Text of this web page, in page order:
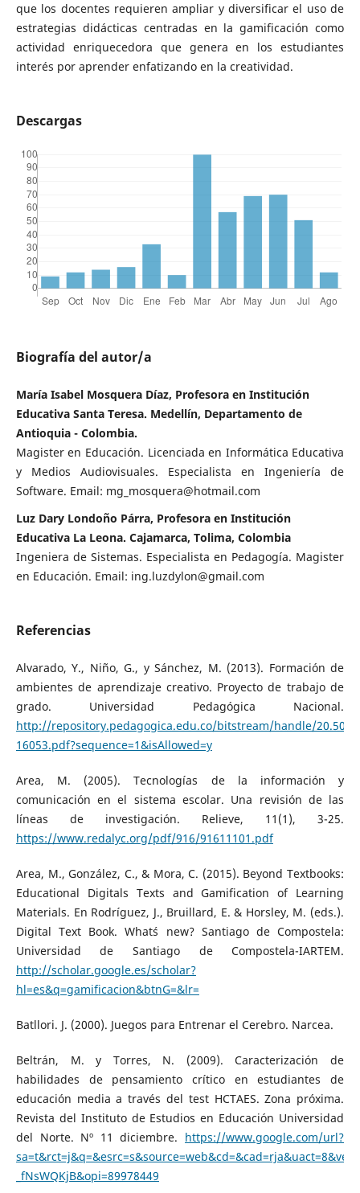
que los docentes requieren ampliar y diversificar el uso de
estrategias didácticas centradas en la gamificación como
actividad enriquecedora que genera en los estudiantes
interés por aprender enfatizando en la creatividad.
Descargas
Biografía del autor/a
María Isabel Mosquera Díaz, Profesora en Institución
Educativa Santa Teresa. Medellín, Departamento de
Antioquia - Colombia.
Magister en Educación. Licenciada en Informática Educativa
y Medios Audiovisuales. Especialista en Ingeniería de
Software. Email: mg_mosquera@hotmail.com
Luz Dary Londoño Párra, Profesora en Institución
Educativa La Leona. Cajamarca, Tolima, Colombia
Ingeniera de Sistemas. Especialista en Pedagogía. Magister
en Educación. Email: ing.luzdylon@gmail.com
Referencias
Alvarado, Y., Niño, G., y Sánchez, M. (2013). Formación de
ambientes de aprendizaje creativo. Proyecto de trabajo de
grado. Universidad Pedagógica Nacional.
http://repository.pedagogica.edu.co/bitstream/handle/
16053.pdf?sequence=1&isAllowed=y
Area, M. (2005). Tecnologías de la información y
comunicación en el sistema escolar. Una revisión de las
líneas de investigación. Relieve, 11(1), 3-25.
https://www.redalyc.org/pdf/916/91611101.pdf
Area, M., González, C., & Mora, C. (2015). Beyond Textbooks:
Educational Digitals Texts and Gamification of Learning
Materials. En Rodríguez, J., Bruillard, E. & Horsley, M. (eds.).
Digital Text Book. What´s new? Santiago de Compostela:
Universidad de Santiago de Compostela-IARTEM.
http://scholar.google.es/scholar?
hl=es&q=gamificacion&btnG=&lr=
Batllori. J. (2000). Juegos para Entrenar el Cerebro. Narcea.
Beltrán, M. y Torres, N. (2009). Caracterización de
habilidades de pensamiento crítico en estudiantes de
educación media a través del test HCTAES. Zona próxima.
Revista del Instituto de Estudios en Educación Universidad
del Norte. Nº 11 diciembre. https://www.google.com/url?
_fNsWQKjB&opi=89978449